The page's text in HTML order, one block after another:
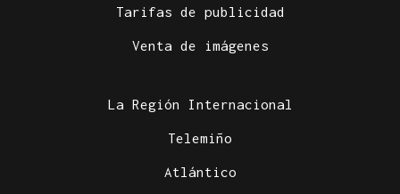
Tarifas de publicidad
Venta de imágenes
La Región Internacional
Telemiño
Atlántico